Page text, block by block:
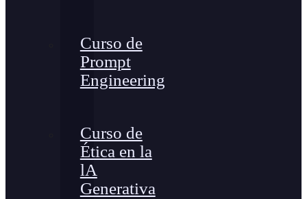
Curso de
Prompt
Engineering
Curso de
Ética en la
lA
Generativa